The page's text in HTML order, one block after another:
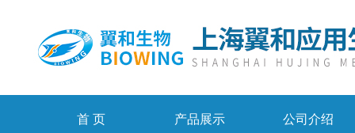
首 页 产品展示 公司介绍